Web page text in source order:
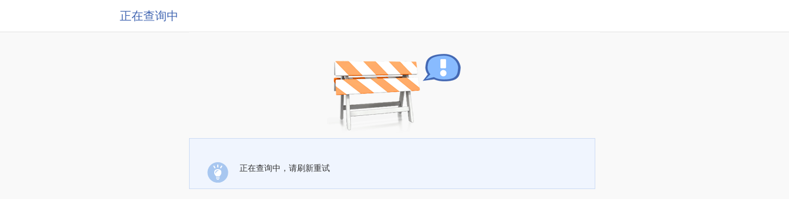
正在查询中
正在查询中，请刷新重试